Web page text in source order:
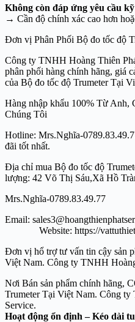
Không còn đáp ứng yêu cầu
→ Cần độ chính xác cao hơn
Đơn vị Phân Phối Bộ đo tốc độ
Công ty TNHH Hoàng Thiên
phân phối hàng chính hãng, giá
của Bộ đo tốc độ Trumeter Tại
Hàng nhập khẩu 100% Từ Anh,
Chúng Tôi
Hotline: Mrs.Nghĩa-
đãi tốt nhất.
Địa chỉ mua Bộ đo tốc độ
lượng: 42 Võ Thị Sáu,Xã Hồ
Mrs.Nghĩa-0789.83.49.77
Email:
Website: https://
Đơn vị hổ trợ tư vấn tin cậy sản
Việt Nam. Công ty TNHH
Nơi Bán sản phẩm chính hãng,
Trumeter Tại Việt Nam. Công
Hoạt động ổn định – Kéo dài